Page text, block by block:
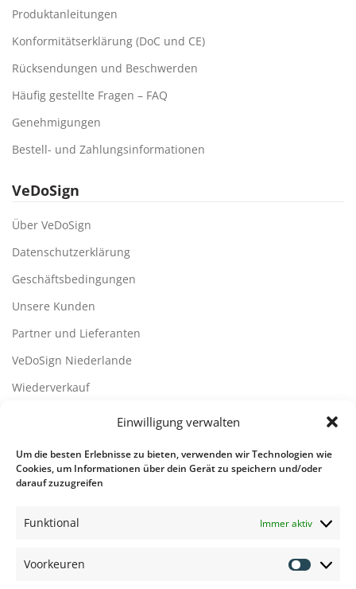
Einwilligung verwalten
Um die besten Erlebnisse zu bieten, verwenden wir Technologien wie
Cookies, um Informationen über dein Gerät zu speichern und/oder
darauf zuzugreifen
Funktional Immer aktiv
Voorkeuren
Produktanleitungen
Konformitätserklärung (DoC und CE)
Rücksendungen und Beschwerden
Häufig gestellte Fragen – FAQ
Genehmigungen
Bestell- und Zahlungsinformationen
VeDoSign
Über VeDoSign
Datenschutzerklärung
Geschäftsbedingungen
Unsere Kunden
Partner und Lieferanten
VeDoSign Niederlande
Wiederverkauf
Kontact
Kontaktdetails
Übersicht der Rufsysteme
Übersicht der Rufsysteme